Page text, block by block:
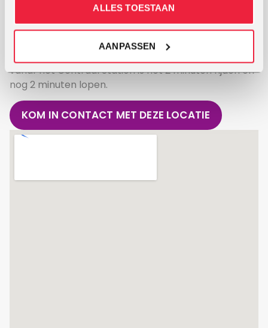
ALLES TOESTAAN
AANPASSEN
kunt nuttigen. Kom je met de auto dan kun je op het
terrein naast de Phoenix parkeren. Met het OV is het
Centraal Station van Breda op 10 minuten
vanaf het Centraal Station is het 2 minuten rijden en
nog 2 minuten lopen.
KOM IN CONTACT MET DEZE LOCATIE